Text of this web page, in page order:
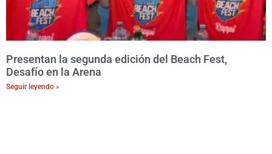
Presentan la segunda edición del Beach Fest,
Desafío en la Arena
Seguir leyendo »